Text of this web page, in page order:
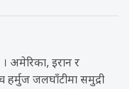
अमेरिका, इरान र
जलघाँटीमा समुद्री